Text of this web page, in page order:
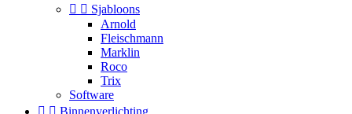
  Sjabloons
Arnold
Fleischmann
Marklin
Roco
Trix
Software
  Binnenverlichting